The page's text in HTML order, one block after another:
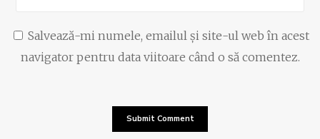
Salvează-mi numele, emailul și site-ul web în acest
navigator pentru data viitoare când o să comentez.